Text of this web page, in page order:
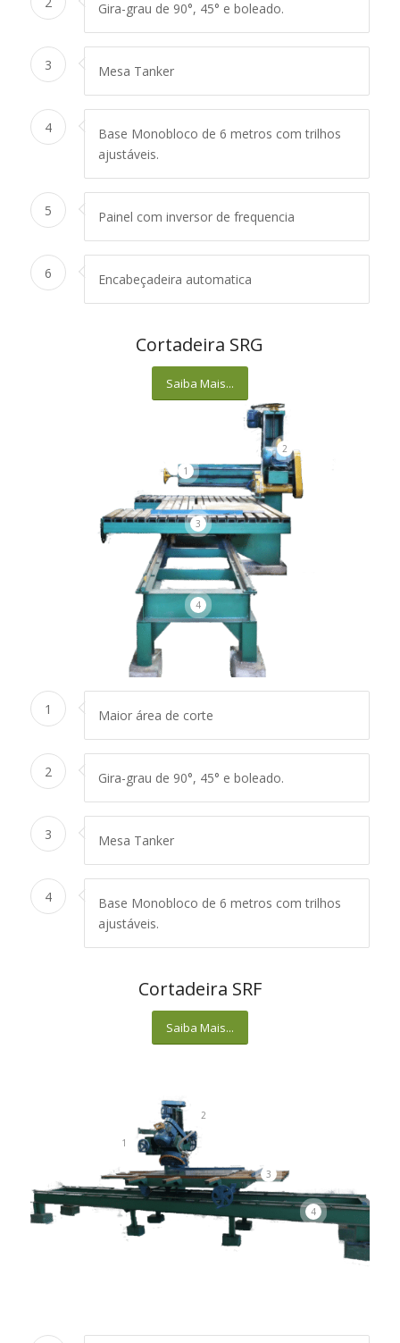
Gira-grau de 90°, 45° e boleado.
3 Mesa Tanker
4
Base Monobloco de 6 metros com trilhos
ajustáveis.
5 Painel com inversor de frequencia
6 Encabeçadeira automatica
Cortadeira SRG
Saiba Mais...
1
2
3
4
1 Maior área de corte
2 Gira-grau de 90°, 45° e boleado.
3 Mesa Tanker
4
Base Monobloco de 6 metros com trilhos
ajustáveis.
Cortadeira SRF
Saiba Mais...
1
2
3
4